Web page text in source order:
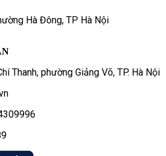
Hà Đông, TP Hà Nội
Thanh, phường Giảng Võ, TP. Hà Nội